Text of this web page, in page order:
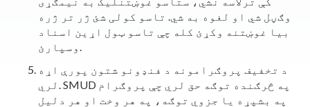
وګڼل شي او لغوه به شي. تاسو کولی شئ ژر تر ژره
بیا غوښتنه وکړئ کله چې تاسو ټول اړین اسناد
وسپارئ.
د تخفیف پروګرامونه د فنډونو شتون پورې اړه
لري. SMUD په څرګنده توګه حق لري چې پروګرام
په بشپړه یا جزوي توګه، په هر وخت او هر دلیل